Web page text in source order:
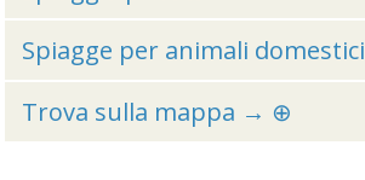
Spiagge per animali domestici
Trova sulla mappa → ⊕